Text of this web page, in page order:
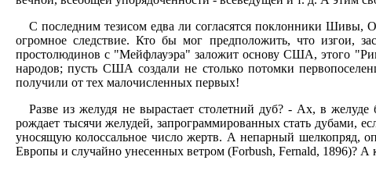
С последним тезисом едва ли согласятся поклонники Шивы,
огромное следствие. Кто бы мог предположить, что изгои,
простолюдинов с "Мейфлауэра" заложит основу США, этого
народов; пусть США создали не столько потомки
получили от тех малочисленных первых!
Разве из желудя не вырастает столетний дуб? - Ах, в
рождает тысячи желудей, запрограммированных стать дубами,
уносящую колоссальное число жертв. А непарный шелкопряд,
Европы и случайно унесенных ветром (Forbush, Fernald, 1896)?